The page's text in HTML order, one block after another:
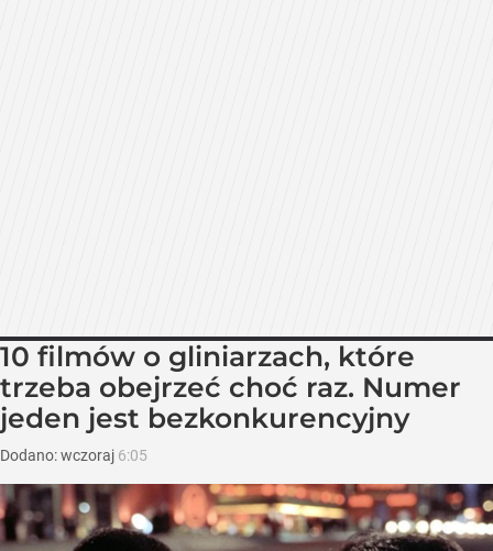
10 filmów o gliniarzach, które
trzeba obejrzeć choć raz. Numer
jeden jest bezkonkurencyjny
Dodano:wczoraj 6:05